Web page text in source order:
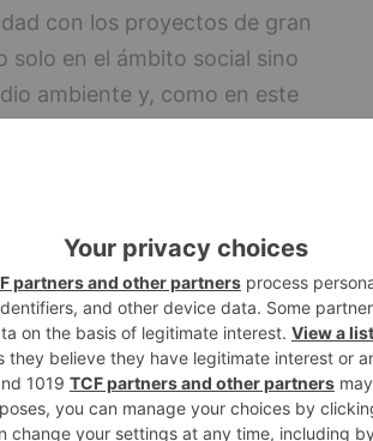
con los proyectos de gran
solo en el ámbito social sino
ambiente y, como en este
humana.
la Fundación Cajacírculo, Emilio
territorial de Ibercaja en Burgos,
y Javier Gutiérrez,
Atapuerca
Emiliano Aguirre" se inició en
en la organización del